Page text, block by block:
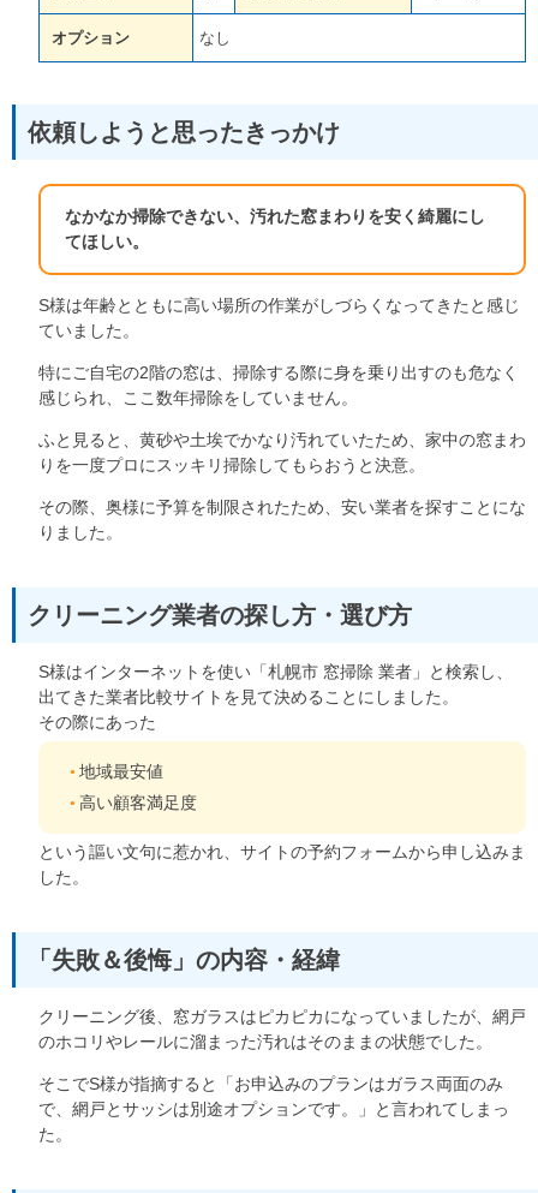
オプション なし
依頼しようと思ったきっかけ
なかなか掃除できない、汚れた窓まわりを安く綺麗にし
てほしい。
S様は年齢とともに高い場所の作業がしづらくなってきたと感じ
ていました。
特にご自宅の2階の窓は、掃除する際に身を乗り出すのも危なく
感じられ、ここ数年掃除をしていません。
ふと見ると、黄砂や土埃でかなり汚れていたため、家中の窓まわ
りを一度プロにスッキリ掃除してもらおうと決意。
その際、奥様に予算を制限されたため、安い業者を探すことにな
りました。
クリーニング業者の探し方・選び方
S様はインターネットを使い「札幌市 窓掃除 業者」と検索し、
出てきた業者比較サイトを見て決めることにしました。
その際にあった
地域最安値
高い顧客満足度
という謳い文句に惹かれ、サイトの予約フォームから申し込みま
した。
「失敗＆後悔」の内容・経緯
クリーニング後、窓ガラスはピカピカになっていましたが、網戸
のホコリやレールに溜まった汚れはそのままの状態でした。
そこでS様が指摘すると「お申込みのプランはガラス両面のみ
で、網戸とサッシは別途オプションです。」と言われてしまっ
た。